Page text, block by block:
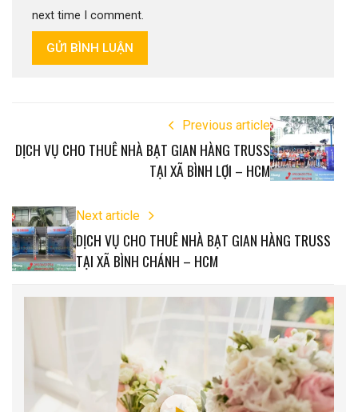
next time I comment.
GỬI BÌNH LUẬN
Previous article
DỊCH VỤ CHO THUÊ NHÀ BẠT GIAN HÀNG TRUSS
TẠI XÃ BÌNH LỢI – HCM
Next article
DỊCH VỤ CHO THUÊ NHÀ BẠT GIAN HÀNG TRUSS
TẠI XÃ BÌNH CHÁNH – HCM